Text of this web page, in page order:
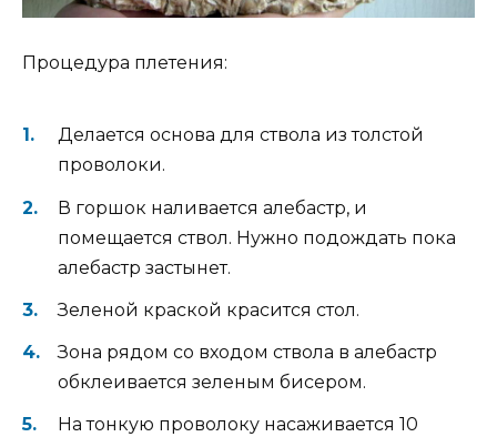
Процедура плетения:
Делается основа для ствола из толстой
проволоки.
В горшок наливается алебастр, и
помещается ствол. Нужно подождать пока
алебастр застынет.
Зеленой краской красится стол.
Зона рядом со входом ствола в алебастр
обклеивается зеленым бисером.
На тонкую проволоку насаживается 10